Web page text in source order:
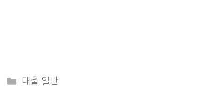
Categories
대출 일반